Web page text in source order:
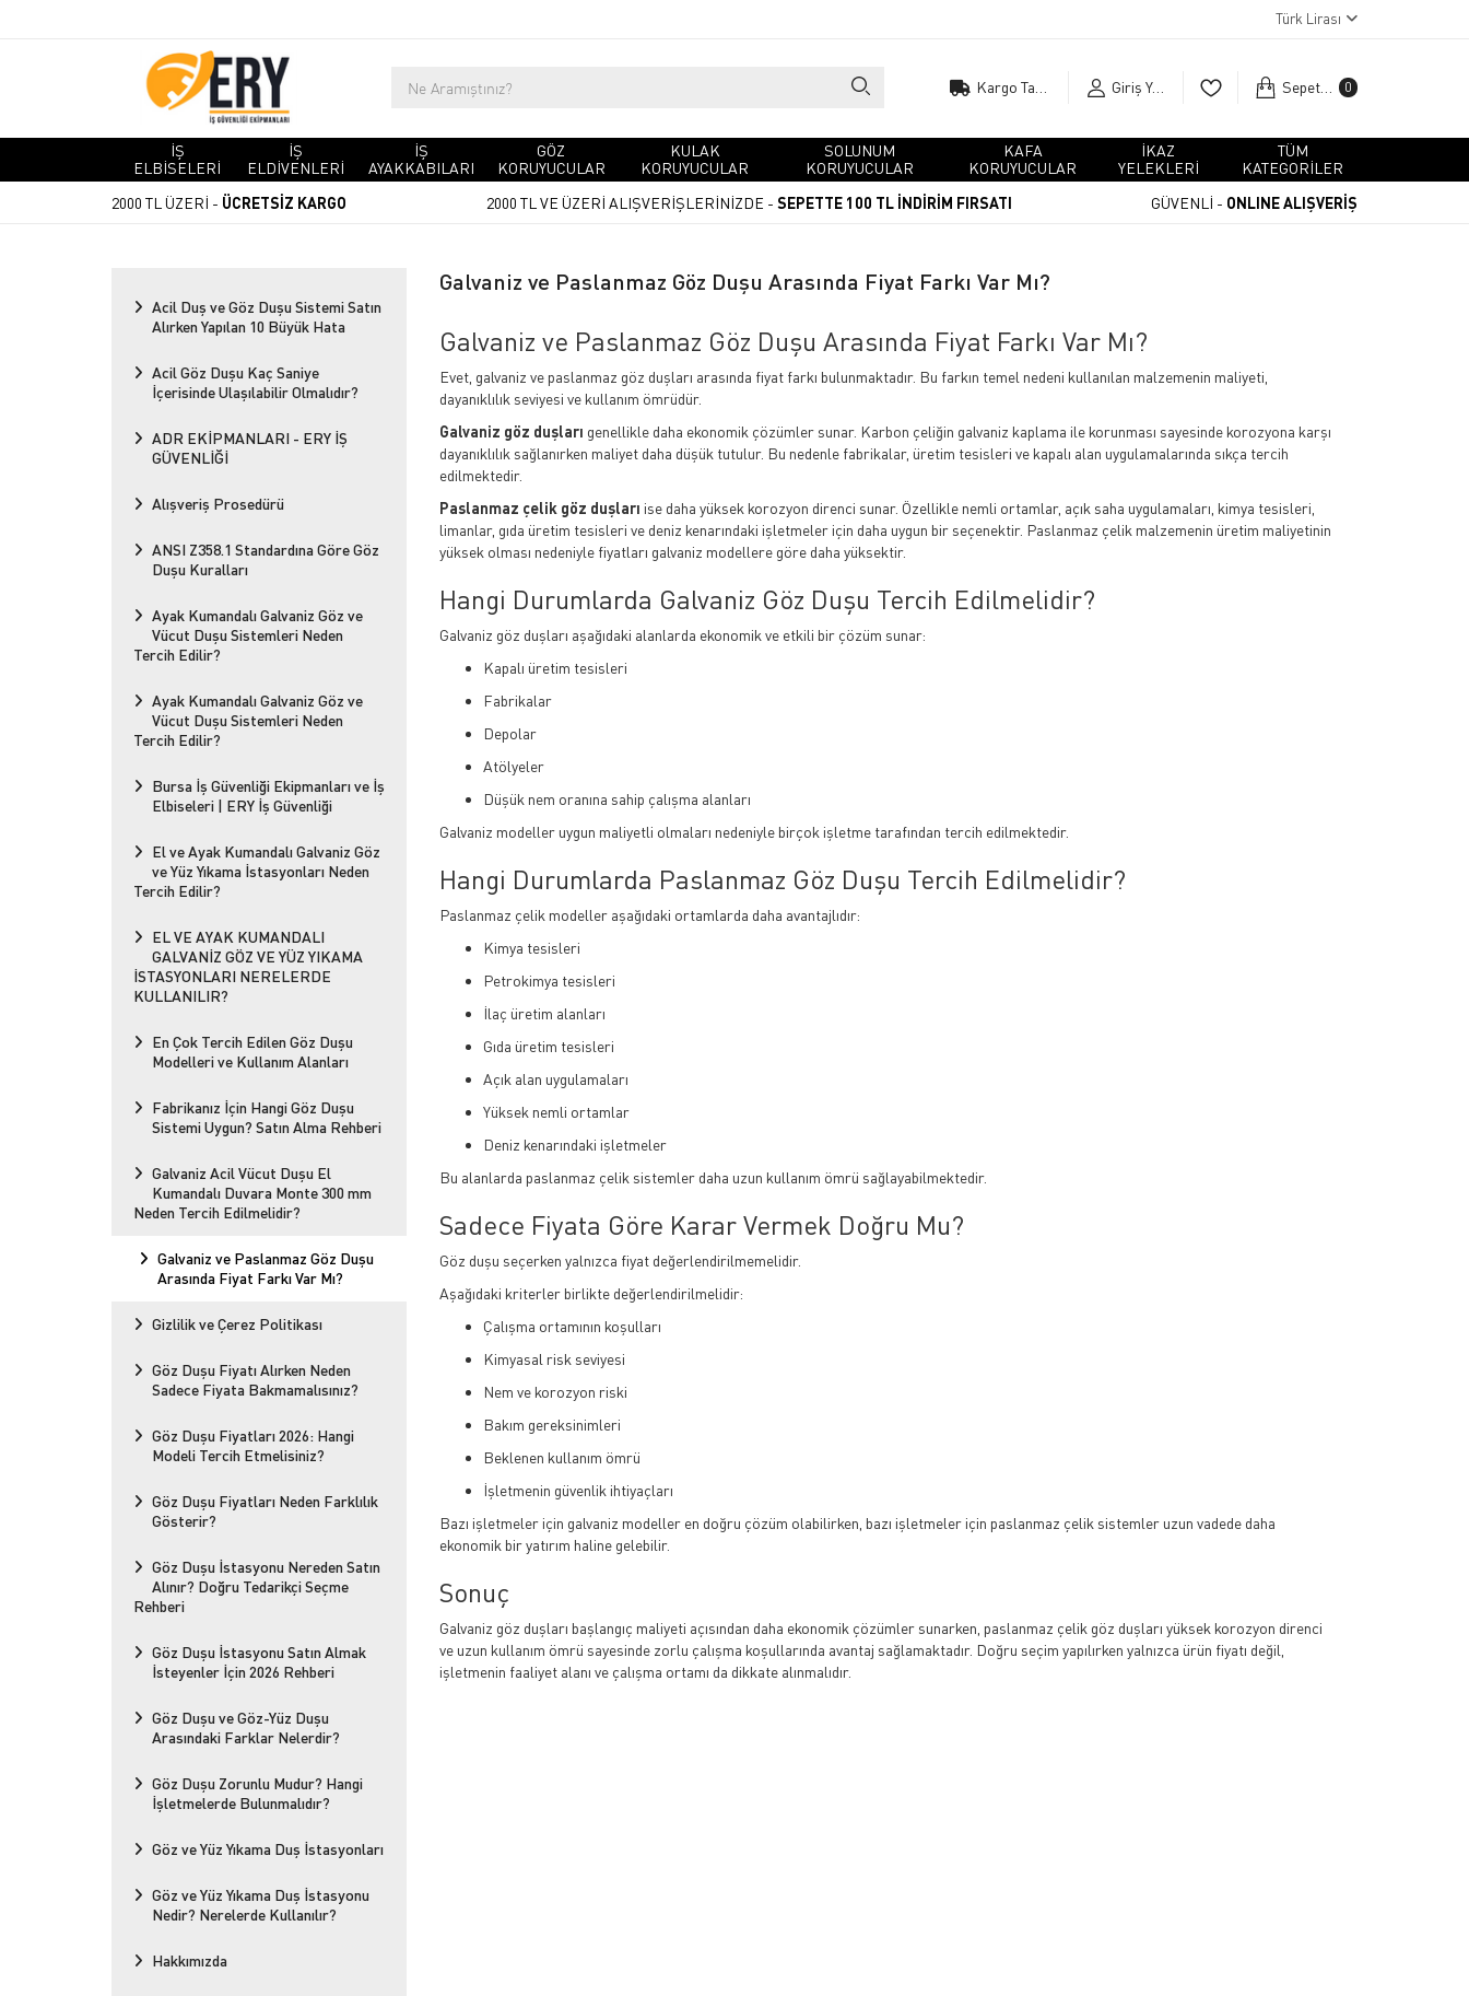
Türk Lirası
Giriş Yap Sepetim 0
İŞ
ELBİSELERİ
İŞ
ELDİVENLERİ
İŞ
AYAKKABILARI
GÖZ
KORUYUCULAR
KULAK
KORUYUCULAR
SOLUNUM
KORUYUCULAR
KAFA
KORUYUCULAR
İKAZ
YELEKLERİ
TÜM
KATEGORİLER
2000 TL ÜZERİ - ÜCRETSİZ KARGO 2000 TL VE ÜZERİ ALIŞVERİŞLERİNİZDE - SEPETTE 100 TL İNDİRİM FIRSATI GÜVENLİ - ONLINE ALIŞVERİŞ
Acil Duş ve Göz Duşu Sistemi Satın
Alırken Yapılan 10 Büyük Hata
Acil Göz Duşu Kaç Saniye
İçerisinde Ulaşılabilir Olmalıdır?
ADR EKİPMANLARI - ERY İŞ
GÜVENLİĞİ
Alışveriş Prosedürü
ANSI Z358.1 Standardına Göre Göz
Duşu Kuralları
Ayak Kumandalı Galvaniz Göz ve
Vücut Duşu Sistemleri Neden
Tercih Edilir?
Ayak Kumandalı Galvaniz Göz ve
Vücut Duşu Sistemleri Neden
Tercih Edilir?
Bursa İş Güvenliği Ekipmanları ve İş
Elbiseleri | ERY İş Güvenliği
El ve Ayak Kumandalı Galvaniz Göz
ve Yüz Yıkama İstasyonları Neden
Tercih Edilir?
EL VE AYAK KUMANDALI
GALVANİZ GÖZ VE YÜZ YIKAMA
İSTASYONLARI NERELERDE
KULLANILIR?
En Çok Tercih Edilen Göz Duşu
Modelleri ve Kullanım Alanları
Fabrikanız İçin Hangi Göz Duşu
Sistemi Uygun? Satın Alma Rehberi
Galvaniz Acil Vücut Duşu El
Kumandalı Duvara Monte 300 mm
Neden Tercih Edilmelidir?
Galvaniz ve Paslanmaz Göz Duşu
Arasında Fiyat Farkı Var Mı?
Gizlilik ve Çerez Politikası
Göz Duşu Fiyatı Alırken Neden
Sadece Fiyata Bakmamalısınız?
Göz Duşu Fiyatları 2026: Hangi
Modeli Tercih Etmelisiniz?
Göz Duşu Fiyatları Neden Farklılık
Gösterir?
Göz Duşu İstasyonu Nereden Satın
Alınır? Doğru Tedarikçi Seçme
Rehberi
Göz Duşu İstasyonu Satın Almak
İsteyenler İçin 2026 Rehberi
Göz Duşu ve Göz-Yüz Duşu
Arasındaki Farklar Nelerdir?
Göz Duşu Zorunlu Mudur? Hangi
İşletmelerde Bulunmalıdır?
Göz ve Yüz Yıkama Duş İstasyonları
Göz ve Yüz Yıkama Duş İstasyonu
Nedir? Nerelerde Kullanılır?
Hakkımızda
Galvaniz ve Paslanmaz Göz Duşu Arasında Fiyat Farkı Var Mı?
Galvaniz ve Paslanmaz Göz Duşu Arasında Fiyat Farkı Var Mı?
Evet, galvaniz ve paslanmaz göz duşları arasında fiyat farkı bulunmaktadır. Bu farkın temel nedeni kullanılan malzemenin maliyeti,
dayanıklılık seviyesi ve kullanım ömrüdür.
Galvaniz göz duşları genellikle daha ekonomik çözümler sunar. Karbon çeliğin galvaniz kaplama ile korunması sayesinde korozyona karşı
dayanıklılık sağlanırken maliyet daha düşük tutulur. Bu nedenle fabrikalar, üretim tesisleri ve kapalı alan uygulamalarında sıkça tercih
edilmektedir.
Paslanmaz çelik göz duşları ise daha yüksek korozyon direnci sunar. Özellikle nemli ortamlar, açık saha uygulamaları, kimya tesisleri,
limanlar, gıda üretim tesisleri ve deniz kenarındaki işletmeler için daha uygun bir seçenektir. Paslanmaz çelik malzemenin üretim maliyetinin
yüksek olması nedeniyle fiyatları galvaniz modellere göre daha yüksektir.
Hangi Durumlarda Galvaniz Göz Duşu Tercih Edilmelidir?
Galvaniz göz duşları aşağıdaki alanlarda ekonomik ve etkili bir çözüm sunar:
Kapalı üretim tesisleri
Fabrikalar
Depolar
Atölyeler
Düşük nem oranına sahip çalışma alanları
Galvaniz modeller uygun maliyetli olmaları nedeniyle birçok işletme tarafından tercih edilmektedir.
Hangi Durumlarda Paslanmaz Göz Duşu Tercih Edilmelidir?
Paslanmaz çelik modeller aşağıdaki ortamlarda daha avantajlıdır:
Kimya tesisleri
Petrokimya tesisleri
İlaç üretim alanları
Gıda üretim tesisleri
Açık alan uygulamaları
Yüksek nemli ortamlar
Deniz kenarındaki işletmeler
Bu alanlarda paslanmaz çelik sistemler daha uzun kullanım ömrü sağlayabilmektedir.
Sadece Fiyata Göre Karar Vermek Doğru Mu?
Göz duşu seçerken yalnızca fiyat değerlendirilmemelidir.
Aşağıdaki kriterler birlikte değerlendirilmelidir:
Çalışma ortamının koşulları
Kimyasal risk seviyesi
Nem ve korozyon riski
Bakım gereksinimleri
Beklenen kullanım ömrü
İşletmenin güvenlik ihtiyaçları
Bazı işletmeler için galvaniz modeller en doğru çözüm olabilirken, bazı işletmeler için paslanmaz çelik sistemler uzun vadede daha
ekonomik bir yatırım haline gelebilir.
Sonuç
Galvaniz göz duşları başlangıç maliyeti açısından daha ekonomik çözümler sunarken, paslanmaz çelik göz duşları yüksek korozyon direnci
ve uzun kullanım ömrü sayesinde zorlu çalışma koşullarında avantaj sağlamaktadır. Doğru seçim yapılırken yalnızca ürün fiyatı değil,
işletmenin faaliyet alanı ve çalışma ortamı da dikkate alınmalıdır.